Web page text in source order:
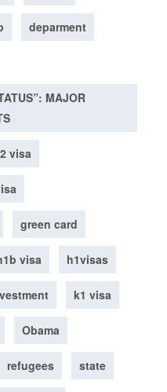
deparment
MAJOR
visa
green card
visa h1visas
k1 visa
Obama
refugees state